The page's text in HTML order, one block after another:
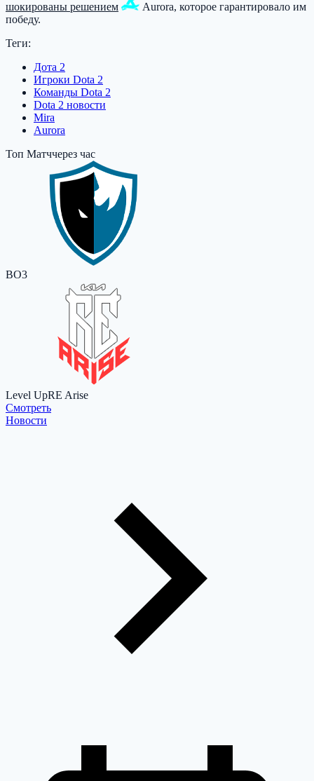
шокированы решением
Aurora, которое гарантировало им
победу.
Теги:
Дота 2
Игроки Dota 2
Команды Dota 2
Dota 2 новости
Mira
Aurora
Топ Матччерез час
BO3
Level UpRE Arise
Cмотреть
Новости